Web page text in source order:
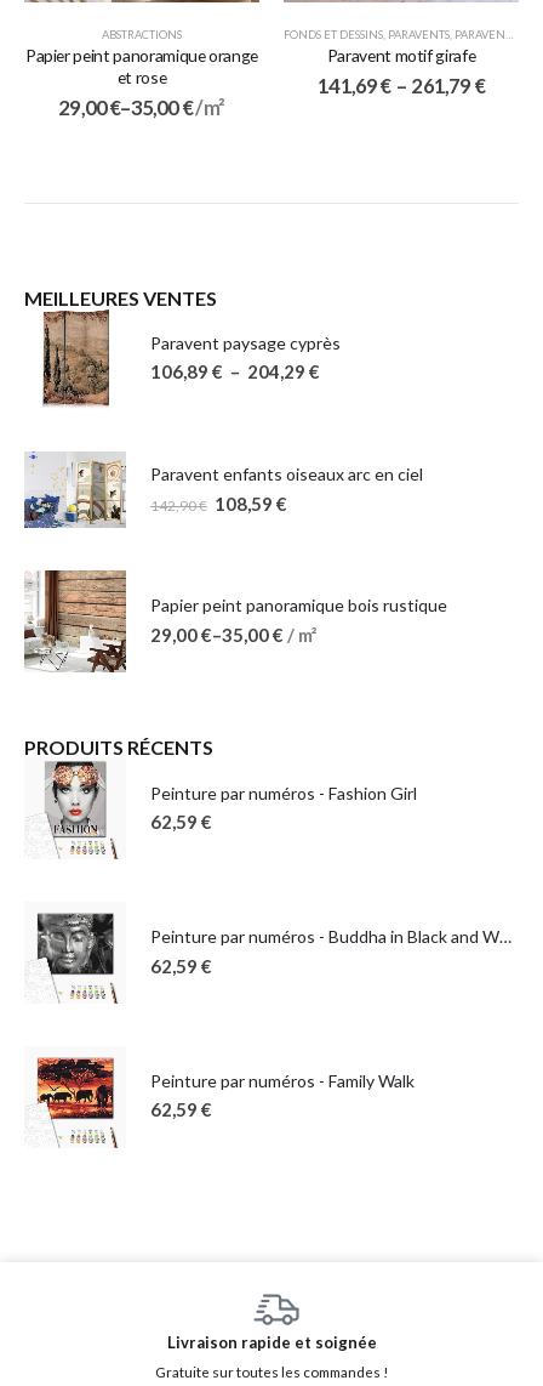
ABSTRACTIONS
Papier peint panoramique orange
et rose
29,00€–35,00€/ m²
FONDS ET DESSINS PARAVENTS PARAVENTS 5 VOLETS
Paravent motif girafe
141,69€ – 261,79 €
MEILLEURES VENTES
Paravent paysage cyprès
106,89 € – 204,29 €
Paravent enfants oiseaux arc en ciel
142,90€ 108,59 €
Papier peint panoramique bois rustique
29,00€–35,00€ / m²
PRODUITS RÉCENTS
Peinture par numéros - Fashion Girl
62,59 €
Peinture par numéros - Buddha in Black and White
62,59 €
Peinture par numéros - Family Walk
62,59 €
Livraison rapide et soignée
Gratuite sur toutes les commandes !